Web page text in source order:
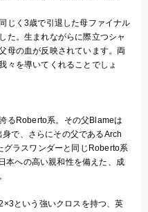
じく3歳で引退した母ファイナル
た。生まれながらに際立つシャ
母の血が反映されています。両
々を導いてくれることでしょ
るRoberto系。その父Blameは
で、さらにその父であるArch
グラスワンダーと同じRoberto系
本への高い親和性を備えた、成
という強いクロスを持つ、英